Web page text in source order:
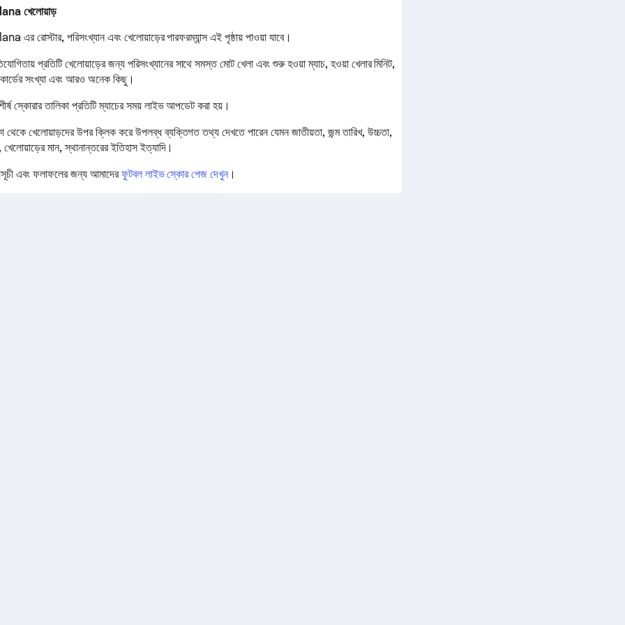
খেলোয়াড়
এর রোস্টার, পরিসংখ্যান এবং খেলোয়াড়ের পারফরম্যান্স এই পৃষ্ঠায় পাওয়া যাবে।
প্রতিটি খেলোয়াড়ের জন্য পরিসংখ্যানের সাথে সমস্ত মোট খেলা এবং শুরু হওয়া ম্যাচ, হওয়া খেলার মিনিট,
সংখ্যা এবং আরও অনেক কিছু।
স্কোরার তালিকা প্রতিটি ম্যাচের সময় লাইভ আপডেট করা হয়।
থেকে খেলোয়াড়দের উপর ক্লিক করে উপলব্ধ ব্যক্তিগত তথ্য দেখতে পারেন যেমন জাতীয়তা, জন্ম তারিখ, উচ্চতা,
মান, স্থানান্তরের ইতিহাস ইত্যাদি।
এবং ফলাফলের জন্য আমাদেরফুটবল লাইভ স্কোর পেজ দেখুন ।